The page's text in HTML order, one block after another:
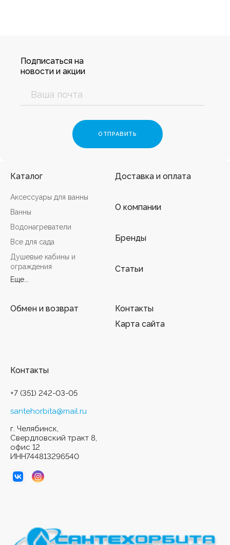
Подписаться на
новости и акции
Каталог
Аксессуары для ванны
Ванны
Водонагреватели
Все для сада
Душевые кабины и
ограждения
Еще...
Доставка и оплата
О компании
Бренды
Статьи
Обмен и возврат
Контакты
Карта сайта
Контакты
+7 (351) 242-03-05
santehorbita@mail.ru
г. Челябинск,
Свердловский тракт 8,
офис 12
ИНН744813296540